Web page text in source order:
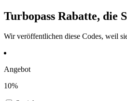
Turbopass Rabatte, die
Wir veröffentlichen diese Codes, weil
Angebot
10%